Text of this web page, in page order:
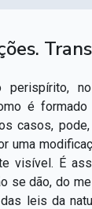
perispírito,
é
casos,
uma
visível. É
se dão, do
leis da